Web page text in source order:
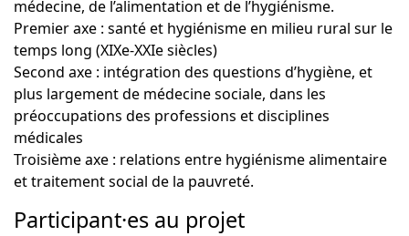
médecine, de l’alimentation et de l’hygiénisme.
Premier axe : santé et hygiénisme en milieu rural sur le
temps long (XIXe-XXIe siècles)
Second axe : intégration des questions d’hygiène, et
plus largement de médecine sociale, dans les
préoccupations des professions et disciplines
médicales
Troisième axe : relations entre hygiénisme alimentaire
et traitement social de la pauvreté.
Participant·es au projet